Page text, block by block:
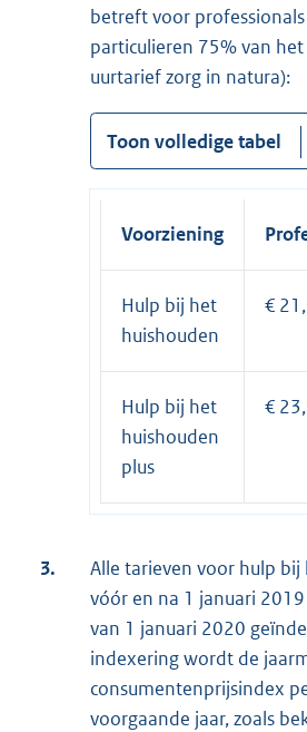
betreft voor
particulieren 75% van
uurtarief zorg in natura):
Toon volledige tabel
Voorziening
Hulp bij het
huishouden
€
Hulp bij het
huishouden
plus
€
3.
Alle tarieven voor hulp
vóór en na 1 januari
van 1 januari 2020
indexering wordt de
consumentenprijsindex
voorgaande jaar, zoals